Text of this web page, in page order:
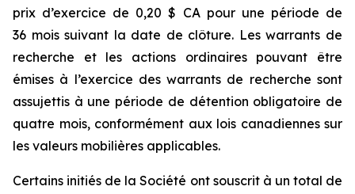
prix d’exercice de 0,20 $ CA pour une période de
36 mois suivant la date de clôture. Les warrants de
recherche et les actions ordinaires pouvant être
émises à l’exercice des warrants de recherche sont
assujettis à une période de détention obligatoire de
quatre mois, conformément aux lois canadiennes sur
les valeurs mobilières applicables.
Certains initiés de la Société ont souscrit à un total de